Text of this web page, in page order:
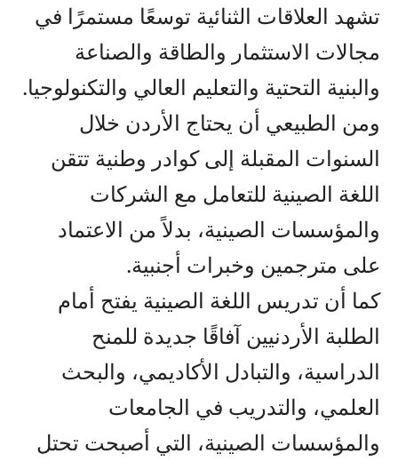
تشهد العلاقات الثنائية توسعًا مستمرًا في
مجالات الاستثمار والطاقة والصناعة
والبنية التحتية والتعليم العالي والتكنولوجيا.
ومن الطبيعي أن يحتاج الأردن خلال
السنوات المقبلة إلى كوادر وطنية تتقن
اللغة الصينية للتعامل مع الشركات
والمؤسسات الصينية، بدلاً من الاعتماد
على مترجمين وخبرات أجنبية.
كما أن تدريس اللغة الصينية يفتح أمام
الطلبة الأردنيين آفاقًا جديدة للمنح
الدراسية، والتبادل الأكاديمي، والبحث
العلمي، والتدريب في الجامعات
والمؤسسات الصينية، التي أصبحت تحتل